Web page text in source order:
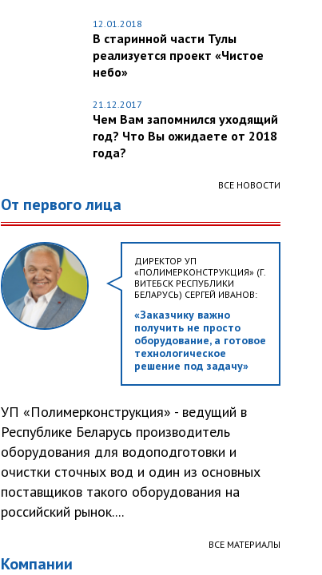
12.01.2018
В старинной части Тулы
реализуется проект «Чистое
небо»
21.12.2017
Чем Вам запомнился уходящий
год? Что Вы ожидаете от 2018
года?
ВСЕ НОВОСТИ
От первого лица
ДИРЕКТОР УП
«ПОЛИМЕРКОНСТРУКЦИЯ» (Г.
ВИТЕБСК РЕСПУБЛИКИ
БЕЛАРУСЬ) СЕРГЕЙ ИВАНОВ:
«Заказчику важно
получить не просто
оборудование, а готовое
технологическое
решение под задачу»
УП «Полимерконструкция» - ведущий в
Республике Беларусь производитель
оборудования для водоподготовки и
очистки сточных вод и один из основных
поставщиков такого оборудования на
российский рынок....
ВСЕ МАТЕРИАЛЫ
Компании